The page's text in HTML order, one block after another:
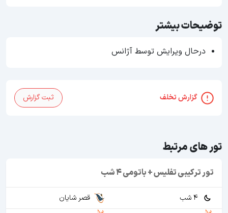
توضیحات بیشتر
درحال ویرایش توسط آژانس
گزارش تخلف ثبت گزارش
تور های مرتبط
تور ترکیبی تفلیس + باتومی 4 شب
4 شب قصر شایان